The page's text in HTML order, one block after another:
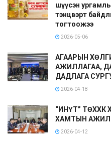
шүүсэн
тэнцвэрт
тогтоожээ
2026-05-06
АГААРЫН
АЖИЛЛАГАА,
ДАДЛАГА
2026-04-18
“ИНҮТ” ТӨХХК
ХАМТЫН
2026-04-12